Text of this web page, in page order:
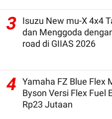
3
Isuzu New mu-X 4x4
dan Menggoda
road di GIIAS 2026
4
Yamaha FZ Blue Flex
Byson Versi Flex Fuel
Rp23 Jutaan